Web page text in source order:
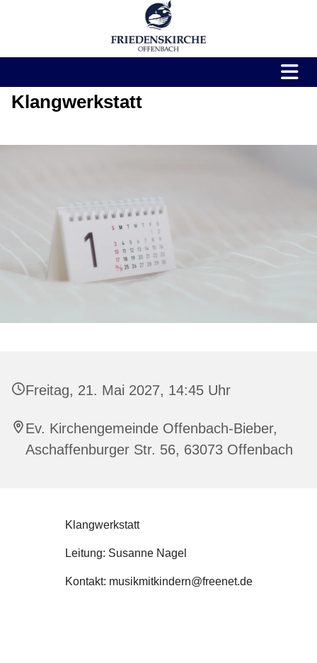
Klangwerkstatt
Freitag, 21. Mai 2027, 14:45 Uhr
Ev. Kirchengemeinde Offenbach-Bieber,
Aschaffenburger Str. 56, 63073 Offenbach
Klangwerkstatt
Leitung: Susanne Nagel
Kontakt: musikmitkindern@freenet.de